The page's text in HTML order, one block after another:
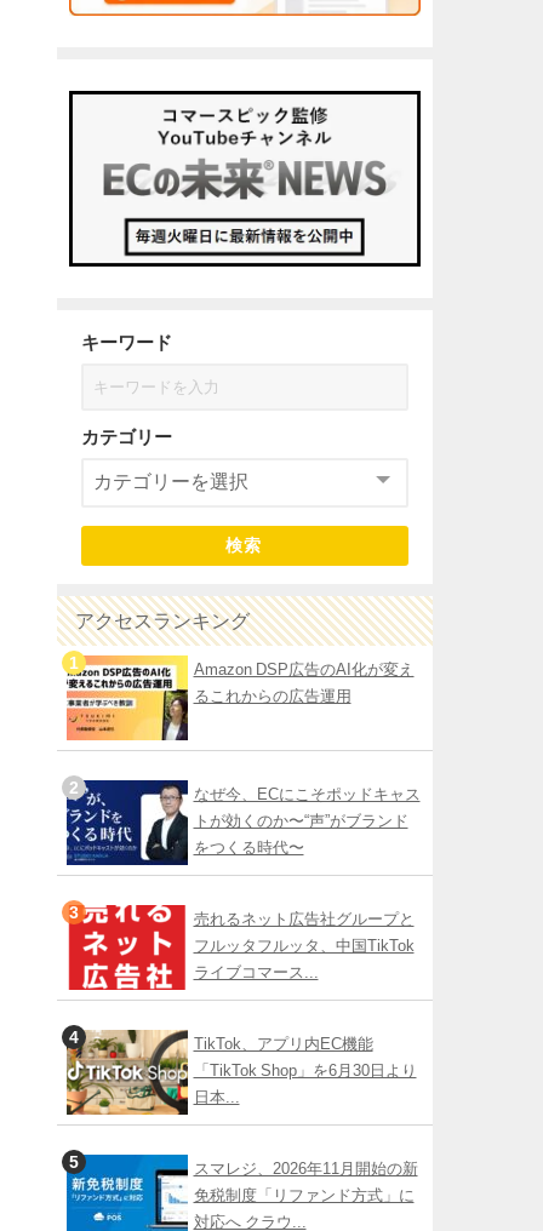
キーワード
カテゴリー
検索
アクセスランキング
Amazon DSP広告のAI化が変え
るこれからの広告運用
なぜ今、ECにこそポッドキャス
トが効くのか〜“声”がブランド
をつくる時代〜
売れるネット広告社グループと
フルッタフルッタ、中国TikTok
ライブコマース...
TikTok、アプリ内EC機能
「TikTok Shop」を6月30日より
日本...
スマレジ、2026年11月開始の新
免税制度「リファンド方式」に
対応へ クラウ...